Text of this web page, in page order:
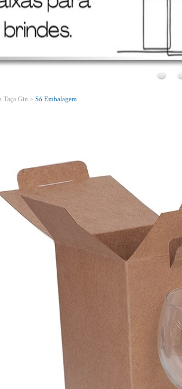
Bem Vindo!
Taça Gin > Só Embalagem